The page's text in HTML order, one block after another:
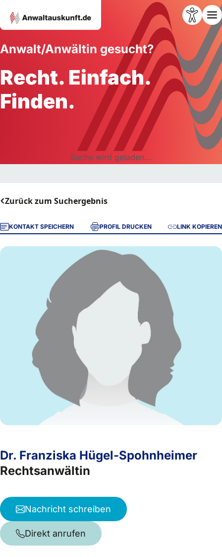
Anwalt/Anwältin gesucht?
Recht. Einfach.
Finden.
Suche wird geladen...
Zurück zum Suchergebnis
KONTAKT SPEICHERN PROFIL DRUCKEN LINK KOPIEREN
Dr. Franziska Hügel-Spohnheimer
Rechtsanwältin
Nachricht schreiben
Direkt anrufen